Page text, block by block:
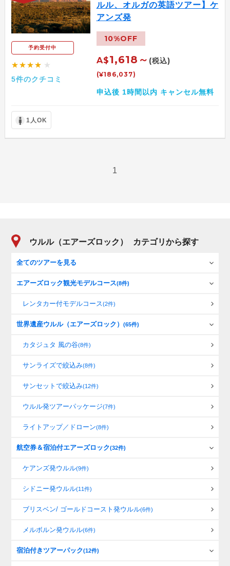
予約受付中
★★★★ ★
5件のクチコミ
ルル、オルガの英語ツアー】ケ
アンズ発
10%OFF
A$1,618～ (税込)
(¥186,037)
申込後 1時間以内 キャンセル無料
1人OK
1
ウルル（エアーズロック） カテゴリから探す
全てのツアーを見る
エアーズロック観光モデルコース(8件)
レンタカー付モデルコース(2件)
世界遺産ウルル（エアーズロック）(65件)
カタジュタ 風の谷(8件)
サンライズで絞込み(8件)
サンセットで絞込み(12件)
ウルル発ツアーパッケージ(7件)
ライトアップ／ドローン(8件)
航空券＆宿泊付エアーズロック(32件)
ケアンズ発ウルル(9件)
シドニー発ウルル(11件)
ブリスベン/ ゴールドコースト発ウルル(6件)
メルボルン発ウルル(6件)
宿泊付きツアーパック(12件)